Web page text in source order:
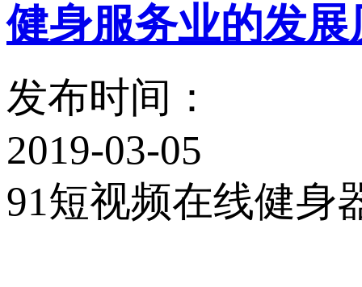
健身服务业的发展
发布时间：
2019-03-05
91短视频在线健身